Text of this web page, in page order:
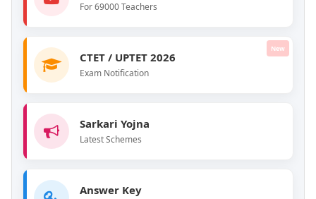
For 69000 Teachers
CTET / UPTET 2026
Exam Notification
New
Sarkari Yojna
Latest Schemes
Answer Key